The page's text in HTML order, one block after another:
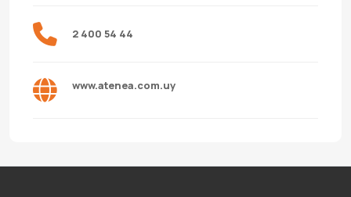
2 400 54 44
www.atenea.com.uy